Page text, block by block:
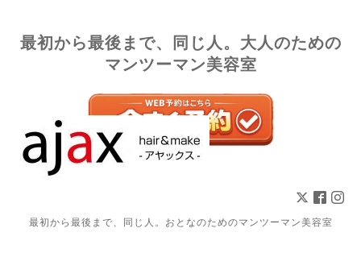
最初から最後まで、同じ人。大人のための
マンツーマン美容室
最初から最後まで、同じ人。おとなのためのマンツーマン美容室